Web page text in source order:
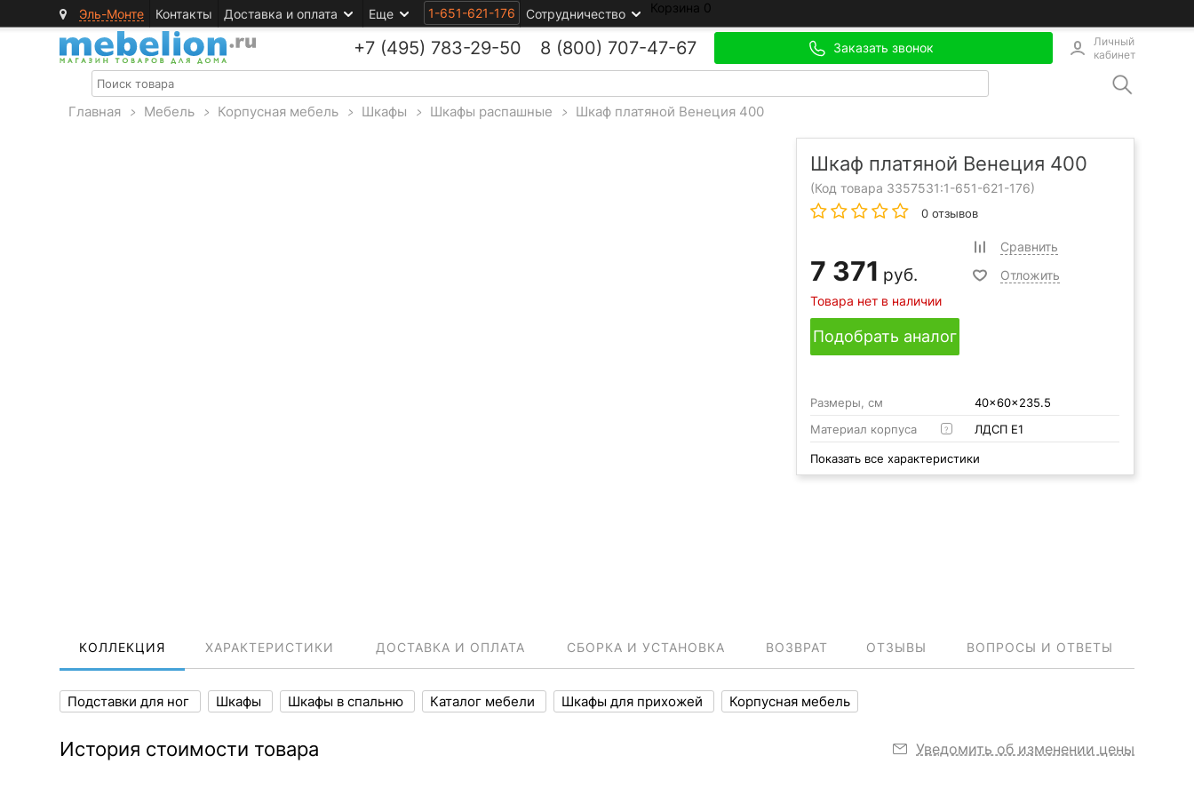
Эль-Монте Контакты Доставка и оплата Еще 1-651-621-176 Сотрудничество Корзина 0
+7 (495) 783-29-50 8 (800) 707-47-67 Заказать звонок
Личный
кабинет
Главная > Мебель > Корпусная мебель > Шкафы > Шкафы распашные > Шкаф платяной Венеция 400
Шкаф платяной Венеция 400
(Код товара 3357531:1-651-621-176)
0 отзывов
7 371 руб.
Товара нет в наличии
Сравнить
Отложить
Подобрать аналог
Размеры, см
40x60x235.5
Материал корпуса
? ЛДСП Е1
Показать все характеристики
КОЛЛЕКЦИЯ ХАРАКТЕРИСТИКИ ДОСТАВКА И ОПЛАТА СБОРКА И УСТАНОВКА ВОЗВРАТ ОТЗЫВЫ ВОПРОСЫ И ОТВЕТЫ
Подставки для ног Шкафы Шкафы в спальню Каталог мебели Шкафы для прихожей Корпусная мебель
История стоимости товара Уведомить об изменении цены